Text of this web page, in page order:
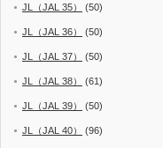
JL（JAL 35） (50)
JL（JAL 36） (50)
JL（JAL 37） (50)
JL（JAL 38） (61)
JL（JAL 39） (50)
JL（JAL 40） (96)